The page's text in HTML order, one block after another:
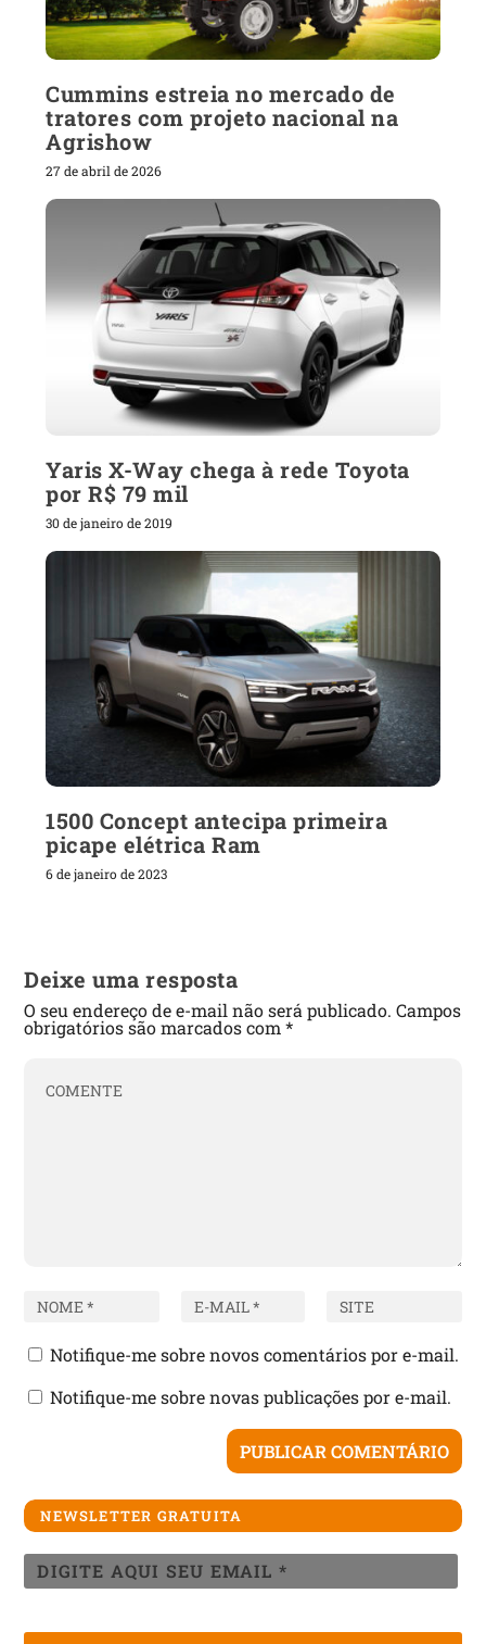
Cummins estreia no mercado de
tratores com projeto nacional na
Agrishow
27 de abril de 2026
Yaris X-Way chega à rede Toyota
por R$ 79 mil
30 de janeiro de 2019
1500 Concept antecipa primeira
picape elétrica Ram
6 de janeiro de 2023
Deixe uma resposta
O seu endereço de e-mail não será publicado. Campos
obrigatórios são marcados com*
Notifique-me sobre novos comentários por e-mail.
Notifique-me sobre novas publicações por e-mail.
NEWSLETTER GRATUITA